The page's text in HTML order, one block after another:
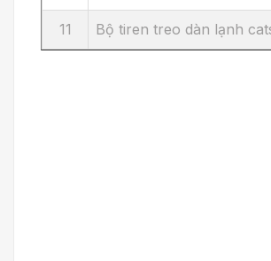
11 Bộ tiren treo dàn lạnh